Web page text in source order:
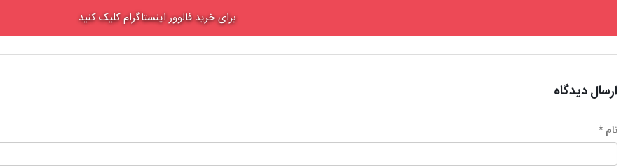
برای خرید فالوور اینستاگرام کلیک کنید
ارسال دیدگاه
نام *